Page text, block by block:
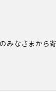
みなさまから